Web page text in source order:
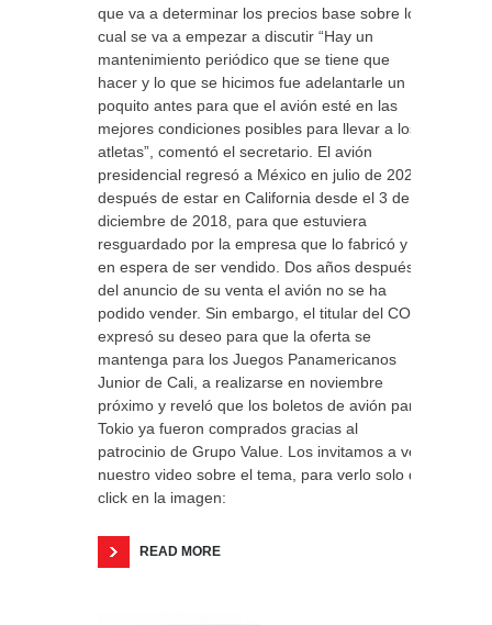
que va a determinar los precios base sobre lo
cual se va a empezar a discutir “Hay un
mantenimiento periódico que se tiene que
hacer y lo que se hicimos fue adelantarle un
poquito antes para que el avión esté en las
mejores condiciones posibles para llevar a los
atletas”, comentó el secretario. El avión
presidencial regresó a México en julio de 2020,
después de estar en California desde el 3 de
diciembre de 2018, para que estuviera
resguardado por la empresa que lo fabricó y
en espera de ser vendido. Dos años después
del anuncio de su venta el avión no se ha
podido vender. Sin embargo, el titular del COM
expresó su deseo para que la oferta se
mantenga para los Juegos Panamericanos
Junior de Cali, a realizarse en noviembre
próximo y reveló que los boletos de avión para
Tokio ya fueron comprados gracias al
patrocinio de Grupo Value. Los invitamos a ver
nuestro video sobre el tema, para verlo solo da
click en la imagen:
READ MORE